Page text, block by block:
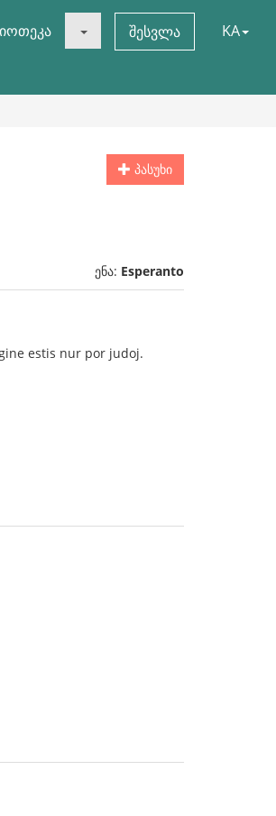
შესვლა KA
პასუხი
ენა: Esperanto
estis nur por judoj.